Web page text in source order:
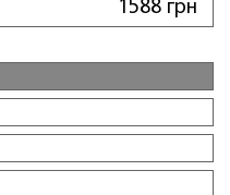
1588 грн